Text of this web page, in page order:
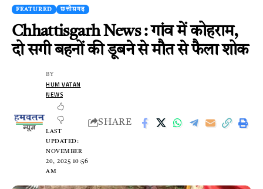
FEATURED छत्तीसगढ़
Chhattisgarh News : गांव में कोहराम,
दो सगी बहनों की डूबने से मौत से फैला शोक
LAST
UPDATED:
NOVEMBER
20, 2025 10:56
AM
BY
HUM VATAN
NEWS
SHARE